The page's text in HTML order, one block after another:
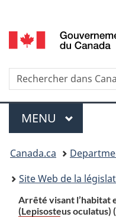
selection
Recherche
Menu
MENU PRINCIPAL
You
are
here:
Canada.ca
Site Web de la
Arrêté visant l’habitat
(Lepisosteus oculatus) (